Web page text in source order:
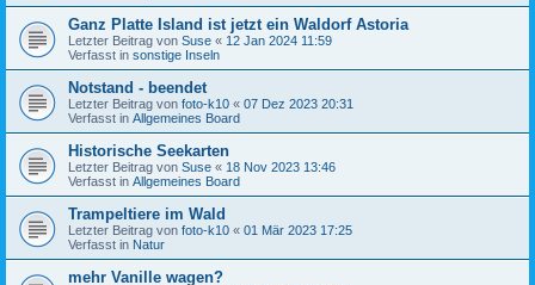
Ganz Platte Island ist jetzt ein Waldorf Astoria
Letzter Beitrag von Suse « 12 Jan 2024 11:59
Verfasst in sonstige Inseln
Notstand - beendet
Letzter Beitrag von foto-k10 « 07 Dez 2023 20:31
Verfasst in Allgemeines Board
Historische Seekarten
Letzter Beitrag von Suse « 18 Nov 2023 13:46
Verfasst in Allgemeines Board
Trampeltiere im Wald
Letzter Beitrag von foto-k10 « 01 Mär 2023 17:25
Verfasst in Natur
mehr Vanille wagen?